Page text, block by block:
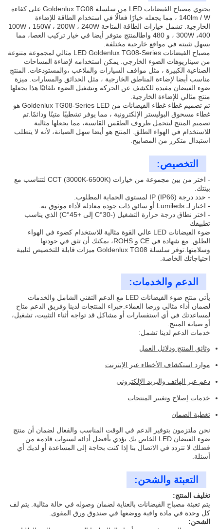
يحتوي مصباح الفيضانات LED من سلسلة Goldenlux TG08 على كفاءة
140lm / W ، مما يجعله خيارًا فعالًا في استخدام الطاقة للإضاءة
الخارجية. تشمل خيارات الطاقة المتاحة 100W ، 150W ، 200W ، 240W
، 300W ،400 و 480 واطالمنتج متوفر أيضا في خيار تركيب العصا، مما
يسهل تثبيته في مواقع خارجية مختلفة.
مصباح الفيضانات LED Goldenlux TG08-Series مثالي لمجموعة متنوعة
من سيناريوهات الضوء الخارجي. يمكن استخدامه لإضاءة المساحات
الصناعية الكبيرة ، مثل مواقف السيارات والملاعب ،والمستودعات. المنتج
مناسب أيضا لإضاءة المناطق الخارجية ، مثل الحدائق والمسارات. ميزة
ضوء الفيضان مفيدة للكشف عن الحركة وتشغيل الضوء تلقائيًا.هذا يجعلها
منتج مثالي للإضاءة الخارجية.
تم تصميم غطاء غطاء الفيضانات من Goldenlux TG08-Series LED هو
غطاء مسحوق البوليستر الإلكترونية ، مما يوفر تشطيبًا متينًا ودائمًا.تم
تصميم المنتج ليتحمل ظروف الطقس القاسية، مما يجعلها مثالية
للاستخدام في الهواء الطلق. المنتج هو أيضا سهل الصيانة، لأنه لا يتطلب
استبدال متكرر من المصابيح.
التخصيص:
- اختر من بين مجموعة من خيارات CCT (3000K-6500K) لتتناسب مع
بيئتك.
- حدد درجة IP (IP66) لمستوى الحماية المطلوب.
- اختار لـ Lumileds أو سائق ذات جودة معادلة لأداء موثوق به.
- اختر نطاق درجة حرارة التشغيل (-30°C إلى +45°C) الذي يناسب
تطبيقك
ضوء الفيضانات LED عالي القوة مثالية للاستخدام كضوء في الهواء
الطلق. مع شهادة في CE و ROHS، يمكنك أن تثق في جودتها
وسلامتها.توفر سلسلة Goldenlux TG08 ميزات قابلة للتخصيص لتلبية
احتياجاتك الخاصة.
الدعم والخدمات:
يأتي منتج ضوء الفيضانات LED مع الدعم التقني الشامل والخدمات
لضمان أداء مثالي ورضا العملاء.خبراء المنتجات لدينا وفريق الدعم متاح
لمساعدتك في أي استفسارات أو مشاكل قد تواجه أثناء التثبيت، تشغيل،
أو صيانة المنتج.
خدمات الدعم لدينا تشمل:
وثائق المنتج ودلائل العمل
موارد استكشاف الأخطاء عبر الإنترنت
دعم عبر الهاتف والبريد الإلكتروني
خدمات إصلاح وتغيير المنتجات
تغطية الضمان
نحن ملتزمون بتوفير الدعم في الوقت المناسب والفعال لضمان أن منتج
ضوء الفيضان LED الخاص بك يؤدي بأفضل أدائه لسنوات قادمة.من
فضلك لا تتردد في الاتصال بنا إذا كنت بحاجة إلى المساعدة أو لديك أي
أسئلة.
التعبئة والشحن:
تغليف المنتج:
يتم تعبئة مصباح الفيضانات بالعناية لضمان وصوله في حالة مثالية. يتم لف
كل وحدة في مادة واقية ووضعها في صندوق ورق المقوى.
الشحن: